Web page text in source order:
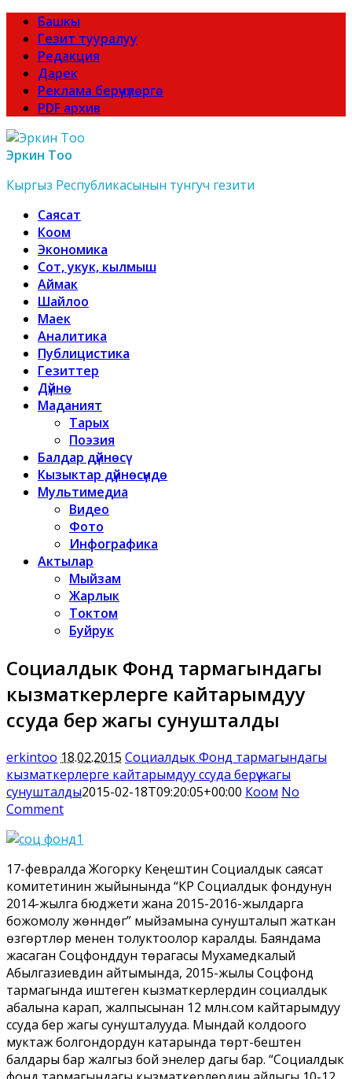
Башкы
Гезит тууралуу
Редакция
Дарек
Реклама берүүчүлөргө
PDF архив
Эркин Тоо
Кыргыз Республикасынын тунгуч гезити
Саясат
Коом
Экономика
Сот, укук, кылмыш
Аймак
Шайлоо
Маек
Аналитика
Публицистика
Гезиттер
Дүйнө
Маданият
Тарых
Поэзия
Балдар дүйнөсү
Кызыктар дүйнөсүндө
Мультимедиа
Видео
Фото
Инфографика
Актылар
Мыйзам
Жарлык
Токтом
Буйрук
Социалдык Фонд тармагындагы
кызматкерлерге кайтарымдуу
ссуда берүү жагы сунушталды
erkintoo 18.02.2015 Социалдык Фонд тармагындагы
кызматкерлерге кайтарымдуу ссуда берүү жагы
сунушталды2015-02-18T09:20:05+00:00 Коом No
Comment
17-февралда Жогорку Кеңештин Социалдык саясат
комитетинин жыйынында “КР Социалдык фондунун
2014-жылга бюджети жана 2015-2016-жылдарга
божомолу жөнүнүдөгү” мыйзамына сунушталып жаткан
өзгөртүүлөр менен толуктоолор каралды. Баяндама
жасаган Соцфонддун төрагасы Мухамедкалый
Абылгазиевдин айтымында, 2015-жылы Соцфонд
тармагында иштеген кызматкерлердин социалдык
абалына карап, жалпысынан 12 млн.сом кайтарымдуу
ссуда берүү жагы сунушталууда. Мындай колдоого
муктаж болгондордун катарында төрт-бештен
балдары бар жалгыз бой энелер дагы бар. “Социалдык